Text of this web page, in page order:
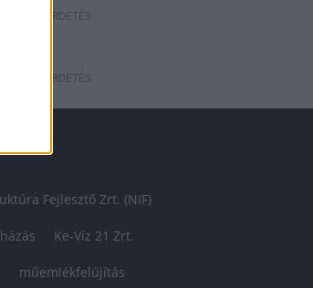
HIRDETÉS
HIRDETÉS
Fejlesztő Zrt. (NIF)
Ke-Víz 21 Zrt.
műemlékfelújítás